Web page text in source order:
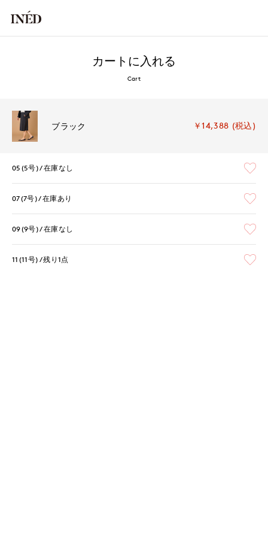
カートに入れる
Cart
ブラック ￥14,388 (税込)
05(5号) 在庫なし
07(7号) 在庫あり
09(9号) 在庫なし
11(11号) 残り1点